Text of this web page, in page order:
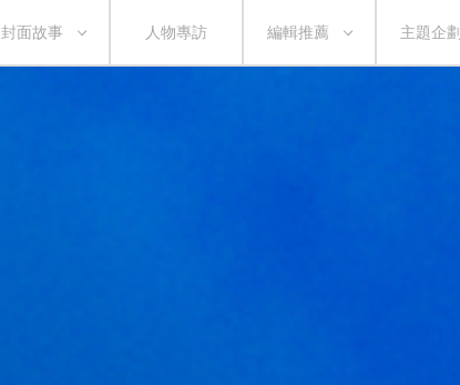
封面故事 人物專訪 編輯推薦 主題企劃